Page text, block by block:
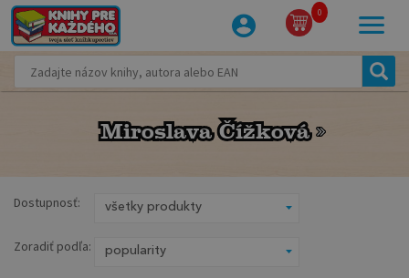
0
Miroslava Čížková
Miroslava Čížková
Dostupnosť:
Zoradiť podľa: